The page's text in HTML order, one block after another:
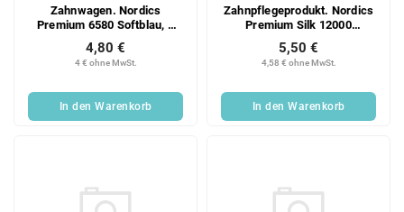
Zahnwagen. Nordics
Premium 6580 Softblau, 1
Stück
4 € ohne MwSt.
4,80 €
In den Warenkorb
Zahnpflegeprodukt. Nordics
Premium Silk 12000
Ultraweich Weiß 1 Stück
4,58 € ohne MwSt.
5,50 €
In den Warenkorb